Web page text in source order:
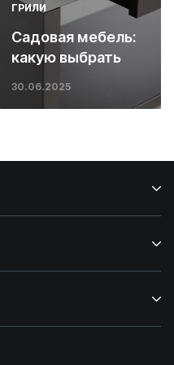
ГРИЛИ
Садовая мебель:
какую выбрать
30.06.2025